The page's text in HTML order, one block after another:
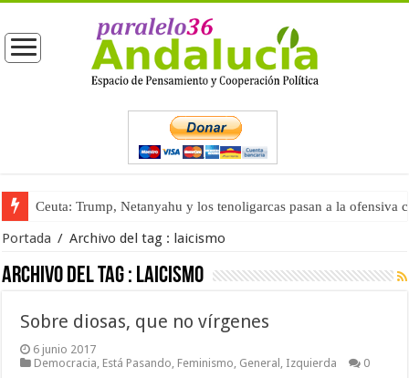
Ceuta: Trump, Netanyahu y los tenoligarcas pasan a la ofensiva
Portada / Archivo del tag : laicismo
Archivo del tag : laicismo
Sobre diosas, que no vírgenes
6 junio 2017
Democracia, Está Pasando, Feminismo, General , Izquierda 0